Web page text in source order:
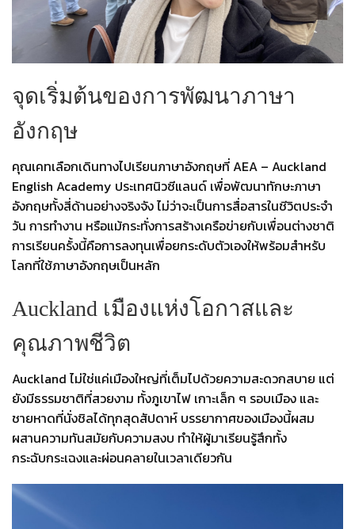
จุดเริ่มต้นของการพัฒนาภาษา
อังกฤษ
คุณเคทเลือกเดินทางไปเรียนภาษาอังกฤษที่ AEA – Auckland
English Academy ประเทศนิวซีแลนด์ เพื่อพัฒนาทักษะภาษา
อังกฤษทั้งสี่ด้านอย่างจริงจัง ไม่ว่าจะเป็นการสื่อสารในชีวิตประจำ
วัน การทำงาน หรือแม้กระทั่งการสร้างเครือข่ายกับเพื่อนต่างชาติ
การเรียนครั้งนี้คือการลงทุนเพื่อยกระดับตัวเองให้พร้อมสำหรับ
โลกที่ใช้ภาษาอังกฤษเป็นหลัก
Auckland เมืองแห่งโอกาสและ
คุณภาพชีวิต
Auckland ไม่ใช่แค่เมืองใหญ่ที่เต็มไปด้วยความสะดวกสบาย แต่
ยังมีธรรมชาติที่สวยงาม ทั้งภูเขาไฟ เกาะเล็ก ๆ รอบเมือง และ
ชายหาดที่นั่งชิลได้ทุกสุดสัปดาห์ บรรยากาศของเมืองนี้ผสม
ผสานความทันสมัยกับความสงบ ทำให้ผู้มาเรียนรู้สึกทั้ง
กระฉับกระเฉงและผ่อนคลายในเวลาเดียวกัน